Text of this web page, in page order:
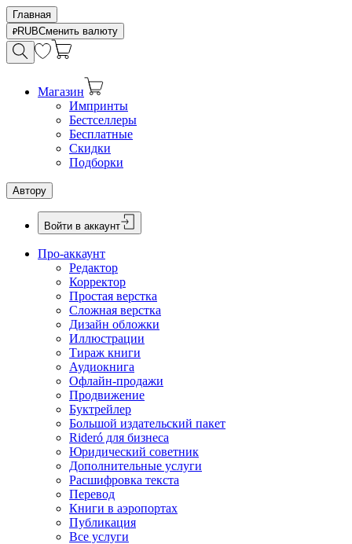
Главная
RUBСменить валюту
Магазин
Импринты
Бестселлеры
Бесплатные
Скидки
Подборки
Автору
Войти в аккаунт
Про-аккаунт
Редактор
Корректор
Простая верстка
Сложная верстка
Дизайн обложки
Иллюстрации
Тираж книги
Аудиокнига
Офлайн-продажи
Продвижение
Буктрейлер
Большой издательский пакет
Rideró для бизнеса
Юридический советник
Дополнительные услуги
Расшифровка текста
Перевод
Книги в аэропортах
Публикация
Все услуги